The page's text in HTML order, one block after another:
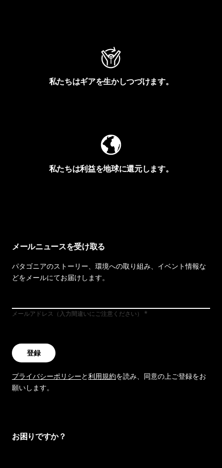
私たちはギアを生かしつづけます。
私たちは利益を地球に還元します。
メールニュースを受け取る
パタゴニアのストーリー、環境への取り組み、イベント情報な
どをメールにてお届けします。
メールアドレス（入力間違いにご注意ください）
登録
プライバシーポリシーと利用規約を読み、同意の上ご登録をお
願いします。
お困りですか？